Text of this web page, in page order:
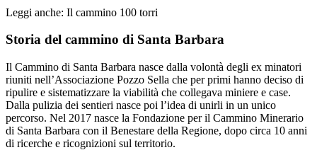
Leggi anche: Il cammino 100 torri
Storia del cammino di Santa Barbara
Il Cammino di Santa Barbara nasce dalla volontà degli ex minatori
riuniti nell’Associazione Pozzo Sella che per primi hanno deciso di
ripulire e sistematizzare la viabilità che collegava miniere e case.
Dalla pulizia dei sentieri nasce poi l’idea di unirli in un unico
percorso. Nel 2017 nasce la Fondazione per il Cammino Minerario
di Santa Barbara con il Benestare della Regione, dopo circa 10 anni
di ricerche e ricognizioni sul territorio.